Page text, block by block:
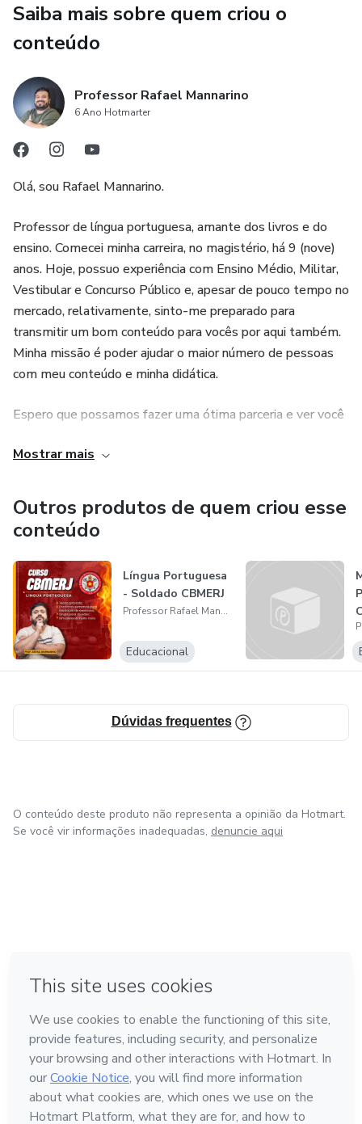
Saiba mais sobre quem criou o
conteúdo
Professor Rafael Mannarino
6 Ano Hotmarter
Olá, sou Rafael Mannarino.
Professor de língua portuguesa, amante dos livros e do
ensino. Comecei minha carreira, no magistério, há 9 (nove)
anos. Hoje, possuo experiência com Ensino Médio, Militar,
Vestibular e Concurso Público e, apesar de pouco tempo no
mercado, relativamente, sinto-me preparado para
transmitir um bom conteúdo para vocês por aqui também.
Minha missão é poder ajudar o maior número de pessoas
com meu conteúdo e minha didática.
Espero que possamos fazer uma ótima parceria e ver você
Mostrar mais
Outros produtos de quem criou esse
conteúdo
Língua Portuguesa
- Soldado CBMERJ
Professor Rafael Mannarino
Educacional
Dúvidas frequentes
O conteúdo deste produto não representa a opinião da Hotmart.
Se você vir informações inadequadas, denuncie aqui
Feito com ❤ em Bogotá
Conheça a Hotmart
Idioma